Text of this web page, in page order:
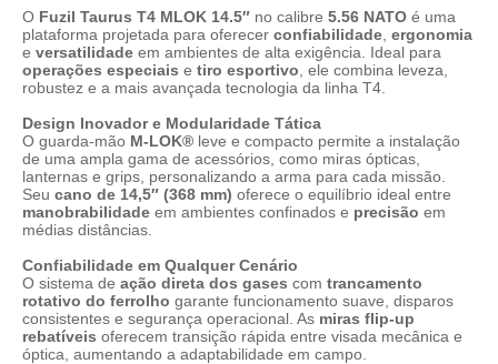
O Fuzil Taurus T4 MLOK 14.5″ no calibre 5.56 NATO é uma
plataforma projetada para oferecer confiabilidade ergonomia
e versatilidade em ambientes de alta exigência. Ideal para
operações especiais e tiro esportivo , ele combina leveza,
robustez e a mais avançada tecnologia da linha T4.
Design Inovador e Modularidade Tática
O guarda-mão M-LOK® leve e compacto permite a instalação
de uma ampla gama de acessórios, como miras ópticas,
lanternas e grips, personalizando a arma para cada missão.
Seu cano de 14,5″ (368 mm) oferece o equilíbrio ideal entre
manobrabilidade em ambientes confinados e precisão em
médias distâncias.
Confiabilidade em Qualquer Cenário
O sistema de ação direta dos gases com trancamento
rotativo do ferrolho garante funcionamento suave, disparos
consistentes e segurança operacional. As miras flip-up
rebatíveis oferecem transição rápida entre visada mecânica e
óptica, aumentando a adaptabilidade em campo.